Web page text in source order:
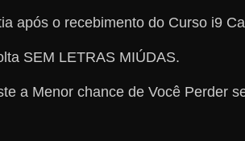
após o recebimento do Curso i9
SEM LETRAS MIÚDAS.
a Menor chance de Você Perder